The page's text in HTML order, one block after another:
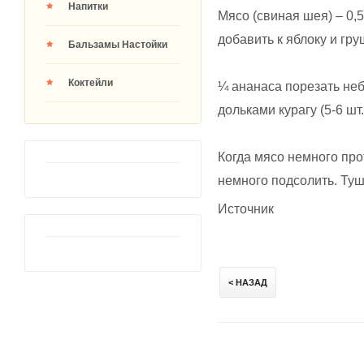
Напитки
Бальзамы Настойки
Коктейли
Мясо (свиная шея) –
добавить к яблоку и
¼ ананаса порезать
дольками курагу (5-6
Когда мясо немного
немного подсолить.
Источник
< НАЗАД